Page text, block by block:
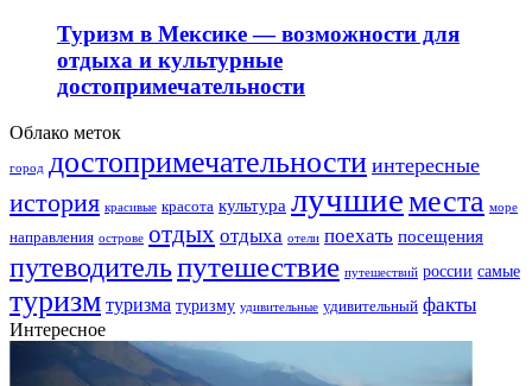
Туризм в Мексике — возможности для
отдыха и культурные
достопримечательности
Облако меток
город достопримечательности интересные
история красивые красота культура лучшиеместа море
направления острове отдых отдыха отели поехать посещения
путеводительпутешествие путешествий россии самые
туризм туризма туризму удивительные удивительный факты
Интересное